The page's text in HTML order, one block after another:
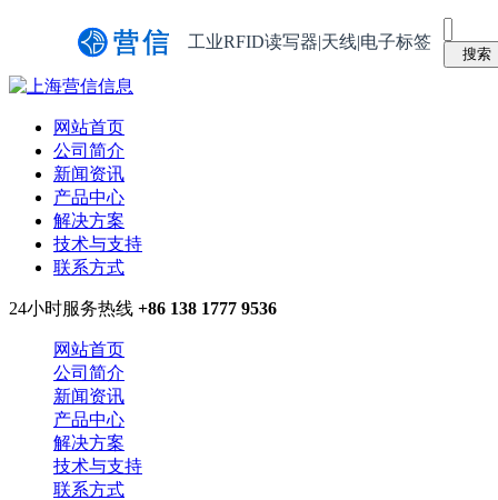
工业RFID读写器|天线|电子标签
网站首页
公司简介
新闻资讯
产品中心
解决方案
技术与支持
联系方式
24小时服务热线 +86 138 1777 9536
网站首页
公司简介
新闻资讯
产品中心
解决方案
技术与支持
联系方式